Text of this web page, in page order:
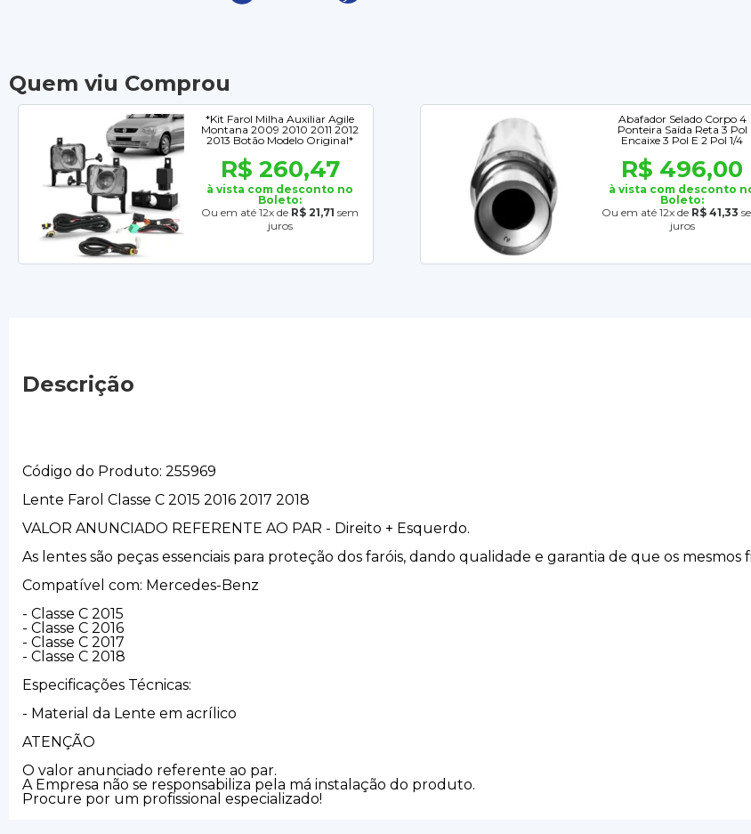
Quem viu Comprou
*Kit Farol Milha Auxiliar Agile
Montana 2009 2010 2011 2012
2013 Botão Modelo Original*
R$ 260,47
à vista com desconto no
Boleto:
Ou em até 12x de R$ 21,71 sem
juros
Abafador Selado Corpo 4
Ponteira Saída Reta 3 Pol
Encaixe 3 Pol E 2 Pol 1/4
R$ 496,00
à vista com desconto
Boleto:
Ou em até 12x de R$ 41,33
juros
Descrição
Código do Produto: 255969
Lente Farol Classe C 2015 2016 2017 2018
VALOR ANUNCIADO REFERENTE AO PAR - Direito + Esquerdo.
As lentes são peças essenciais para proteção dos faróis, dando qualidade e garantia de que os
Compatível com: Mercedes-Benz
- Classe C 2015
- Classe C 2016
- Classe C 2017
- Classe C 2018
Especificações Técnicas:
- Material da Lente em acrílico
ATENÇÃO
O valor anunciado referente ao par.
A Empresa não se responsabiliza pela má instalação do produto.
Procure por um profissional especializado!